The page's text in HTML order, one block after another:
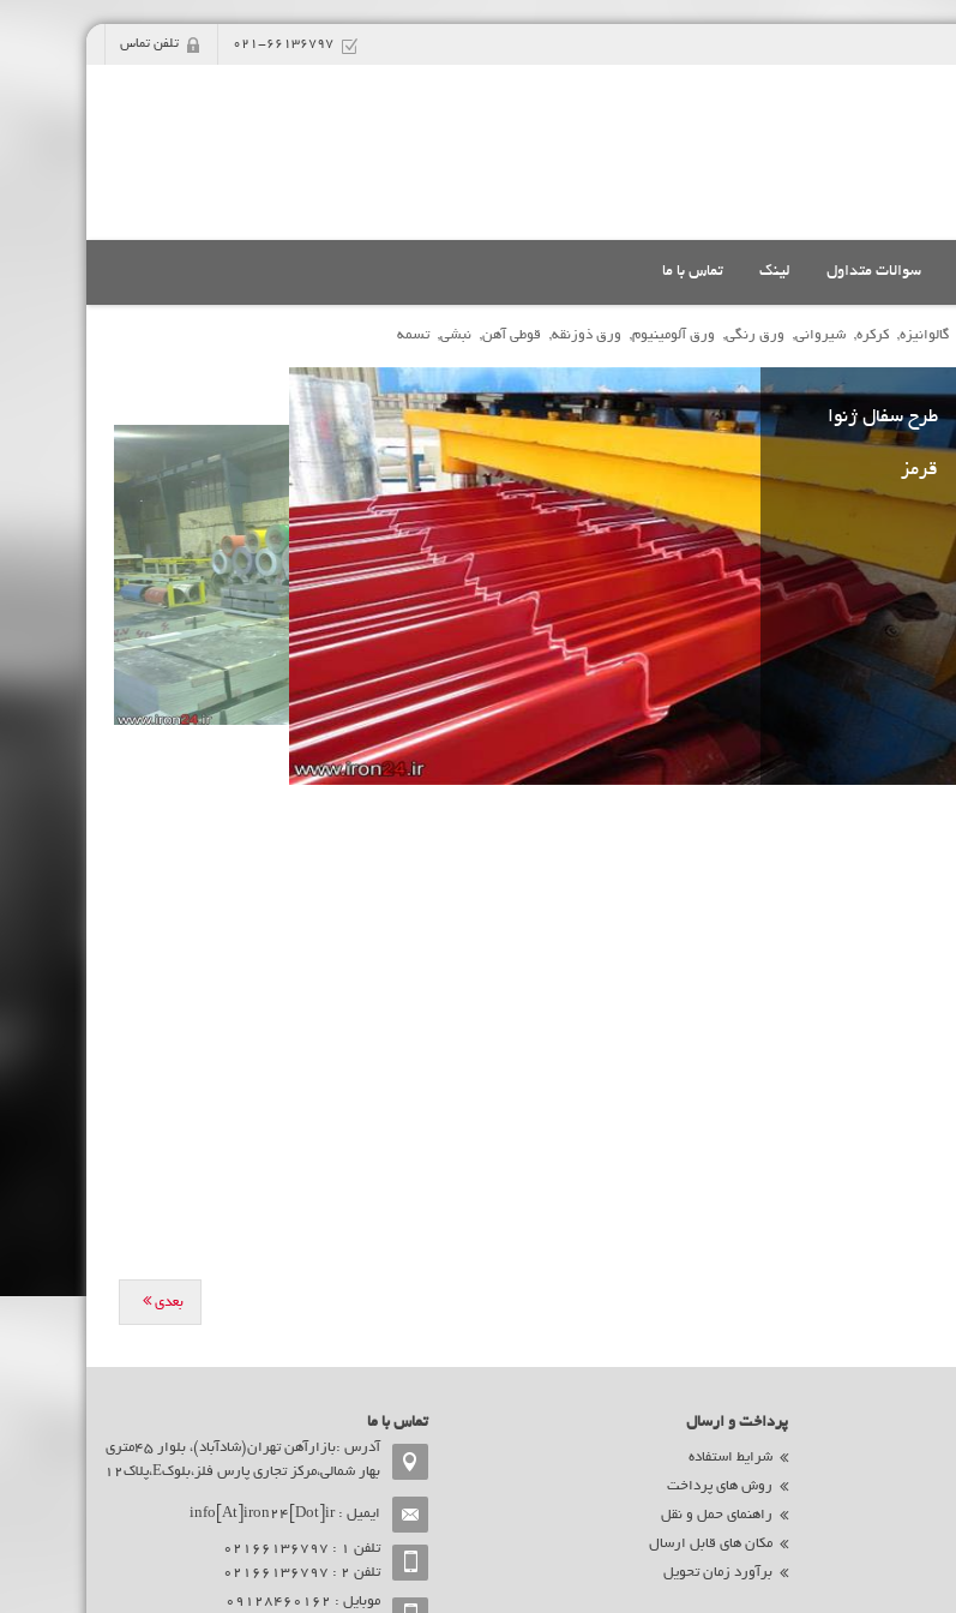
021-66136797 تلفن تماس
سوالات متداول لینک تماس با ما
گالوانیزه, کرکره, شیروانی, ورق رنگی, ورق آلومینیوم, ورق ذوزنقه, قوطی آهن, نبشی, تسمه
طرح سفال ژنوا
قرمز
بعدی
پرداخت و ارسال
شرایط استفاده
روش های پرداخت
راهنمای حمل و نقل
مکان های قابل ارسال
برآورد زمان تحویل
تماس با ما
آدرس :بازارآهن تهران(شادآباد)، بلوار 45متری
بهار شمالی،مرکز تجاری پارس فلز،بلوکE،پلاک12
ایمیل :info[At]iron24[Dot]ir
تلفن ۱ : 02166136797
تلفن ۲ : 02166136797
موبایل : ۰9128460162